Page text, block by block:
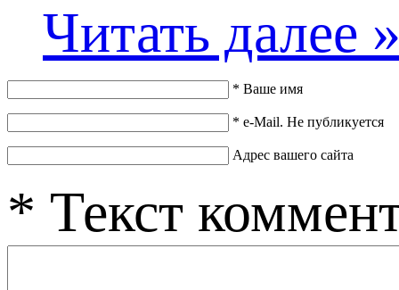
Читать далее
* Ваше имя
* e-Mail. Не публикуется
Адрес вашего сайта
* Текст